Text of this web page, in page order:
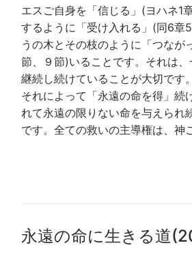
エスご自身を「信じる」(ヨハネ1
するように「受け入れる」(同6章
うの木とその枝のように「つなが
節、９節)いることです。それは、
継続し続けていることが大切です。
それによって「永遠の命を得」続
れて永遠の限りない命を与えられ
です。全ての救いの主導権は、神
永遠の命に生きる道